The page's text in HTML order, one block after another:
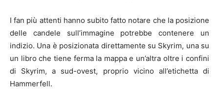
I fan più attenti hanno subito fatto notare che la posizione
delle candele sull’immagine potrebbe contenere un
indizio. Una è posizionata direttamente su Skyrim, una su
un libro che tiene ferma la mappa e un’altra oltre i confini
di Skyrim, a sud-ovest, proprio vicino all’etichetta di
Hammerfell.